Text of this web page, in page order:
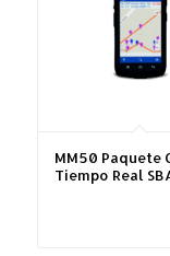
MM50 Paquete
Tiempo Real